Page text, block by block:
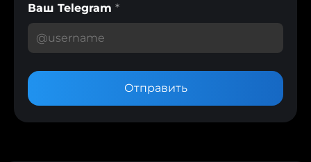
Ваш Telegram *
Отправить